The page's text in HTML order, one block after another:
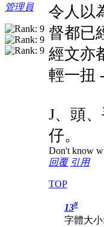
管理員
令人以
督都已
經文亦
輕一扭
J、頭
仔。
Don't know
回覆 引用
TOP
13#
字體大小: